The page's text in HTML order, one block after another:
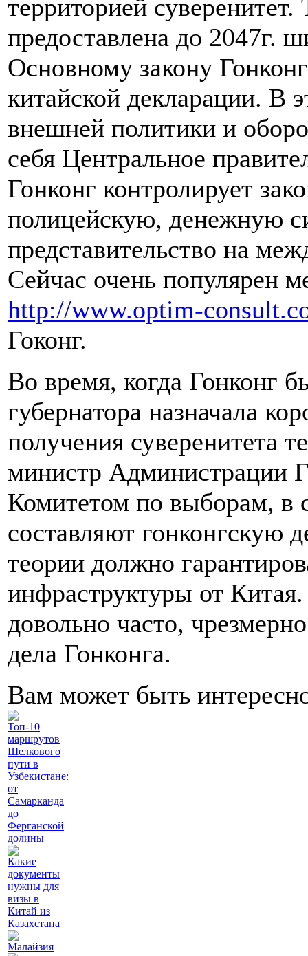
территорией
предоставлена до 2047г.
Основному закону
китайской декларации. В
внешней политики и
себя Центральное
Гонконг контролирует
полицейскую, денежную
представительство на
Сейчас очень популярен
http://www.optim-
Гоконг.
Во время, когда Гонконг
губернатора назначала
получения суверенитета
министр Администрации
Комитетом по выборам, в
составляют гонконгскую
теории должно
инфраструктуры от
довольно часто,
дела Гонконга.
Вам может быть
Топ-10
маршрутов
Шелкового
пути в
Узбекистане:
от
Самарканда
до
Ферганской
долины
Какие
документы
нужны для
визы в
Китай из
Казахстана
Малайзия